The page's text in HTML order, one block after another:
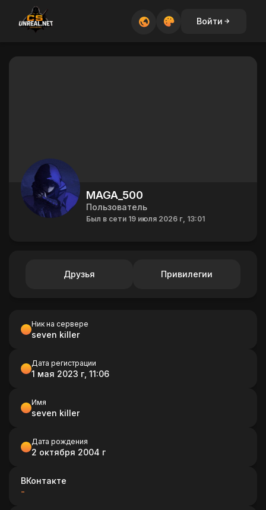
Войти
MAGA_500
Пользователь
Был в сети 19 июля 2026 г, 13:01
Друзья Привилегии
Ник на сервере
seven killer
Дата регистрации
1 мая 2023 г, 11:06
Имя
seven killer
Дата рождения
2 октября 2004 г
ВКонтакте
-